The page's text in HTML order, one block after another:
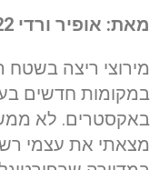
מאת: אופיר ורדי 23/04/2022
מירוצי ריצה
במקומות חדשים
באקסטרים. לא ממש